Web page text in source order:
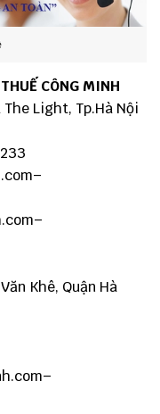
CÔNG MINH
Light, Tp.Hà Nội
–
–
Khê, Quận Hà
–